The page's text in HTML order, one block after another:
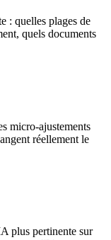
: quelles plages de
quels documents
micro-ajustements
réellement le
plus pertinente sur